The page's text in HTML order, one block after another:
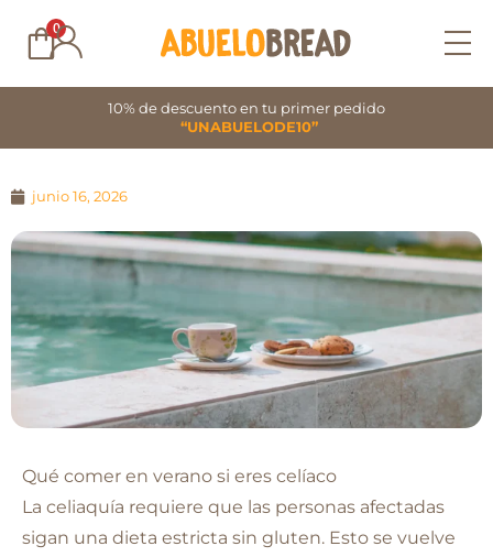
contenido
0
10% de descuento en tu primer pedido
“UNABUELODE10”
junio 16, 2026
Qué comer en verano si eres celíaco
La celiaquía requiere que las personas afectadas
sigan una dieta estricta sin gluten. Esto se vuelve